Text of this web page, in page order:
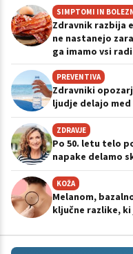
SIMPTOMI IN
Zdravnik razbija
ne nastanejo
ga imamo vsi radi
PREVENTIVA
Zdravniki
ljudje delajo
ZDRAVJE
Po 50. letu telo
napake delamo
KOŽA
Melanom,
ključne razlike,